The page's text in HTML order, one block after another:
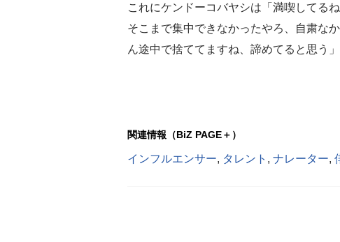
これにケンドーコバヤシは「満喫してる
そこまで集中できなかったやろ、自粛な
ん途中で捨ててますね、諦めてると思う」
関連情報（BiZ PAGE＋）
インフルエンサー, タレント , ナレーター,